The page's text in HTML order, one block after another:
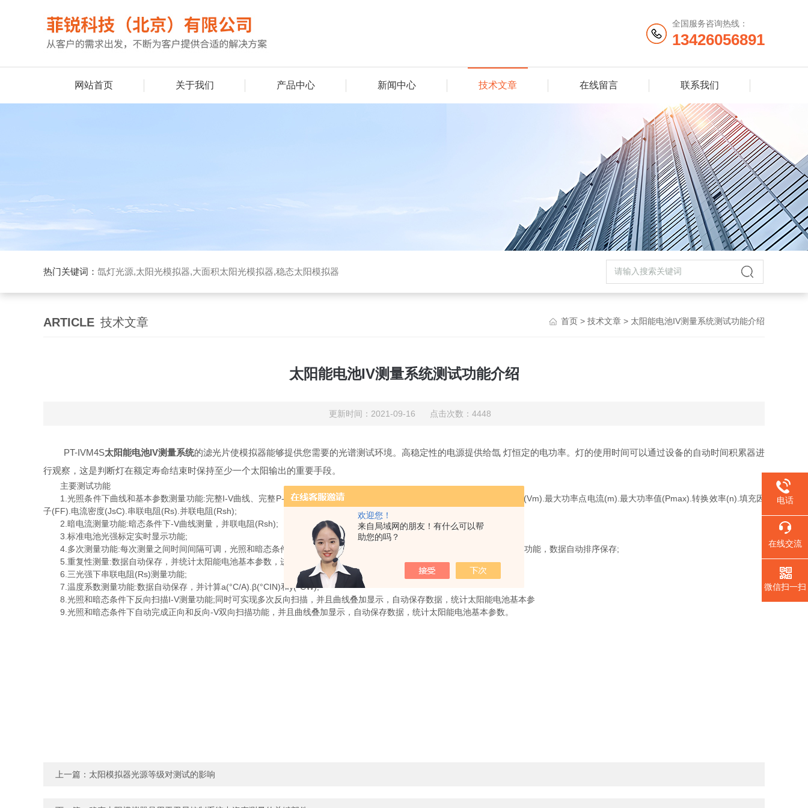
欢迎您！
来自局域网的朋友！有什么可以帮
助您的吗？
全国服务咨询热线：
13426056891
网站首页 关于我们 产品中心 新闻中心 技术文章 在线留言 联系我们
热门关键词： 氙灯光源,太阳光模拟器,大面积太阳光模拟器,稳态太阳模拟器
ARTICLE 技术文章 首页 > 技术文章 > 太阳能电池IV测量系统测试功能介绍
太阳能电池IV测量系统测试功能介绍
更新时间：2021-09-16 点击次数：4448
PT-IVM4S太阳能电池IV测量系统的滤光片使模拟器能够提供您需要的光谱测试环境。高稳定性的电源提供给氙 灯恒定的电功率。灯的使用时间可以通过设备的自动时间积累器进
行观察，这是判断灯在额定寿命结束时保持至少一个太阳输出的重要手段。
主要测试功能
1.光照条件下曲线和基本参数测量功能:完整I-V曲线、完整P-V曲线测量功能、短路电流(Isc)、开路电流(Voc).最大功率点电压(Vm).最大功率点电流(m).最大功率值(Pmax).转换效率(n).填充因
子(FF).电流密度(JsC).串联电阻(Rs).并联电阻(Rsh);
2.暗电流测量功能:暗态条件下-V曲线测量，并联电阻(Rsh);
3.标准电池光强标定实时显示功能;
4.多次测量功能:每次测量之间时间间隔可调，光照和暗态条件下-V曲线多次测量，并曲线叠加显示，太阳能电池基本参数统计功能，数据自动排序保存;
5.重复性测量:数据自动保存，并统计太阳能电池基本参数，进行分析计算标准偏差、平均值和偏差率;
6.三光强下串联电阻(Rs)测量功能;
7.温度系数测量功能:数据自动保存，并计算a(°C/A).β(°CIN)和y(°CW);
8.光照和暗态条件下反向扫描I-V测量功能;同时可实现多次反向扫描，并且曲线叠加显示，自动保存数据，统计太阳能电池基本参
9.光照和暗态条件下自动完成正向和反向-V双向扫描功能，并且曲线叠加显示，自动保存数据，统计太阳能电池基本参数。
上一篇： 太阳模拟器光源等级对测试的影响
电话
在线交流
微信扫一扫